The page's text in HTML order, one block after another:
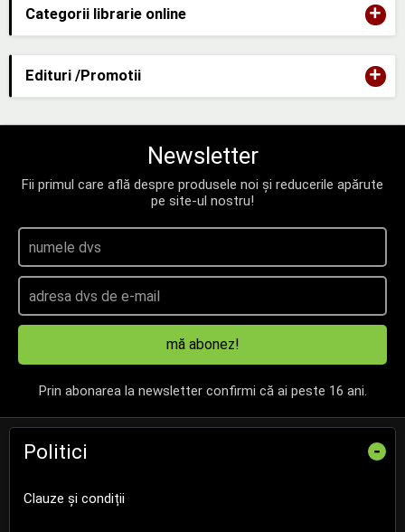
Categorii librarie online +
Edituri /Promotii +
Newsletter
Fii primul care află despre produsele noi și reducerile apărute
pe site-ul nostru!
mă abonez!
Prin abonarea la newsletter confirmi că ai peste 16 ani.
Politici -
Clauze și condiții